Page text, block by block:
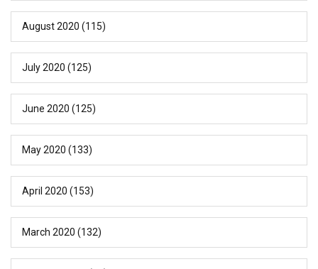
August 2020 (115)
July 2020 (125)
June 2020 (125)
May 2020 (133)
April 2020 (153)
March 2020 (132)